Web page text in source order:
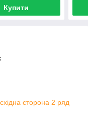
Купити
сторона 2 ряд